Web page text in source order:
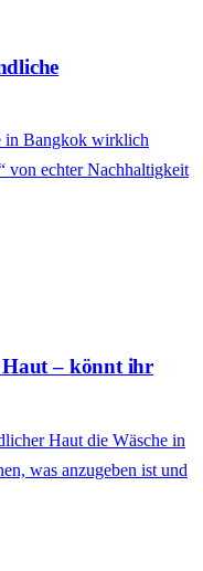
in Bangkok wirklich
von echter Nachhaltigkeit
Haut – könnt ihr
Haut die Wäsche in
was anzugeben ist und